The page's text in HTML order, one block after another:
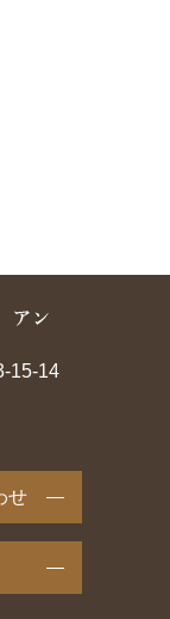
15-14
せ